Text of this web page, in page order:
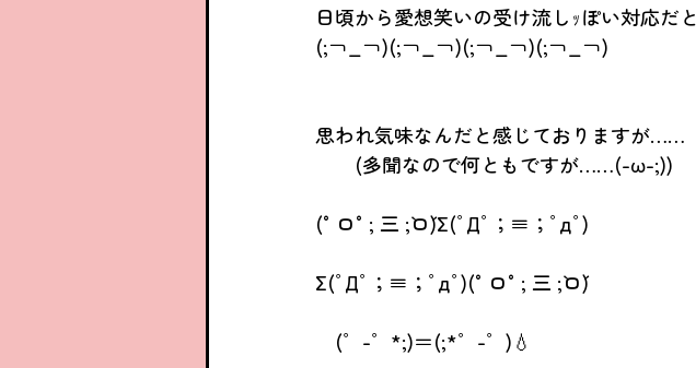
日頃から愛想笑いの受け流しｯぽい対応だと
(;￢_￢)(;￢_￢)(;￢_￢)(;￢_￢)
思われ気味なんだと感じておりますが……
(多聞なので何ともですが……(-ω-;))
(°ロ°; 三 ;`ロ´)Σ(ﾟДﾟ；≡；ﾟдﾟ)
Σ(ﾟДﾟ；≡；ﾟдﾟ)(°ロ°; 三 ;`ロ´)
(゜-゜*;)＝(;*゜-゜)💧